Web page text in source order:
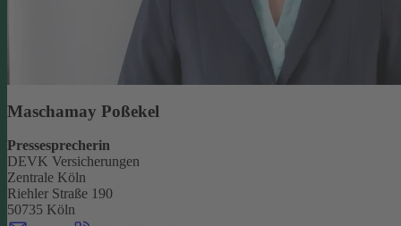
Maschamay Poßekel
Pressesprecherin
DEVK Versicherungen
Zentrale Köln
Riehler Straße 190
50735 Köln